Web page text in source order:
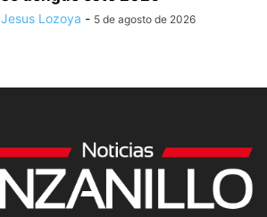
Jesus Lozoya - 5 de agosto de 2026